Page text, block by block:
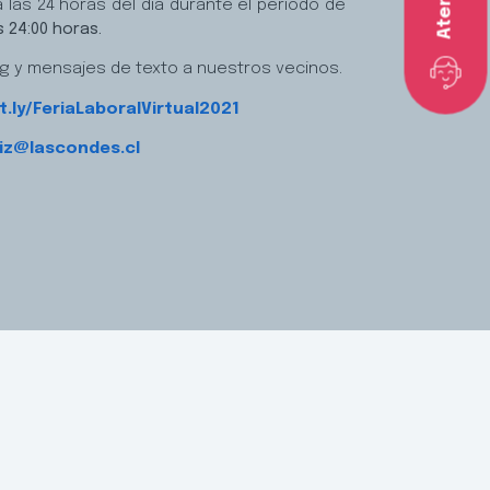
24 horas del día durante el periodo de
horas.
y mensajes de texto a nuestros vecinos.
FeriaLaboralVirtual2021